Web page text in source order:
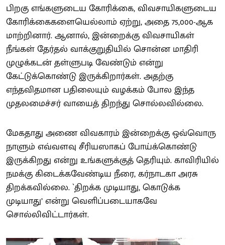
பிறகு எங்களுடைய கோரிக்கை, விவசாயிகளுடைய
கோரிக்கைகளையெல்லாம் ஏற்று, அதை 75,000-ஆக
மாற்றினார். ஆனால், இன்றைக்கு விவசாயிகள்
நீங்கள் தேர்தல் வாக்குறுதியில் சொன்ன மாதிரி
முழுக்கடன் தள்ளுபடி வேண்டும் என்று
கேட்டுக்கொண்டு இருக்கிறார்கள். அதற்கு
எந்தவிதமான பதிலையும் வழக்கம் போல இந்த
முதலமைச்சர் வாயைத் திறந்து சொல்லவில்லை.
மேகதாது அணை விவகாரம் இன்றைக்கு ஒவ்வொரு
நாளும் எவ்வளவு சீரியஸாகப் போய்க்கொண்டு
இருக்கிறது என்று உங்களுக்குத் தெரியும். காவிரியில்
நமக்கு கிடைக்கவேண்டிய நீரை, கர்நாடகா அரசு
திறக்கவில்லை. `திறக்க முடியாது, கொடுக்க
முடியாது’ என்று வெளிப்படையாகவே
சொல்லிவிட்டார்கள்.